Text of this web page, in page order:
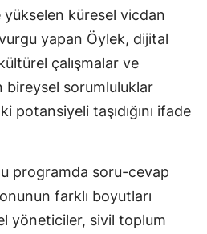
küresel vicdan
yapan Öylek, dijital
çalışmalar ve
bireysel sorumluluklar
potansiyeli taşıdığını ifade
programda soru-cevap
farklı boyutları
yöneticiler, sivil toplum